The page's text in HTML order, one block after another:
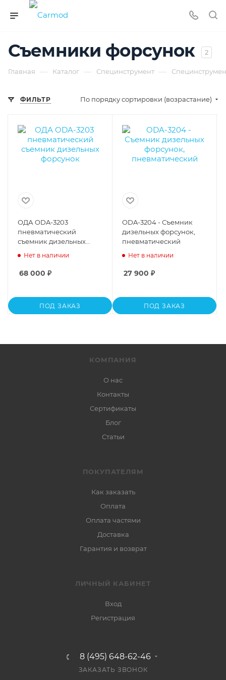
Съемники форсунок 2
Главная — Каталог — Специнструмент —
ФИЛЬТР По порядку сортировки (возрастание)
ОДА ODA-3203
пневматический
съемник дизельных
Нет в наличии
68 000 ₽
ПОД ЗАКАЗ
ODA-3204 - Съемник
дизельных форсунок,
пневматический
Нет в наличии
27 900 ₽
ПОД ЗАКАЗ
КОМПАНИЯ
О нас
Контакты
Сертификаты
Блог
Статьи
ПОКУПАТЕЛЯМ
Как заказать
Оплата
Оплата частями
Доставка
Гарантия и возврат
ЛИЧНЫЙ КАБИНЕТ
Вход
Регистрация
8 (495) 648-62-46
ЗАКАЗАТЬ ЗВОНОК